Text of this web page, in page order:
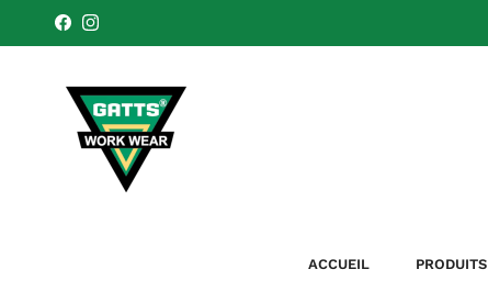
Aller au contenu
FacebookInstagram
ACCUEIL PRODUITS